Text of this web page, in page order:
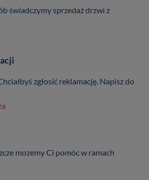
świadczymy sprzedaż drzwi z
zgłosić reklamację. Napisz do
mozemy Ci pomóc w ramach